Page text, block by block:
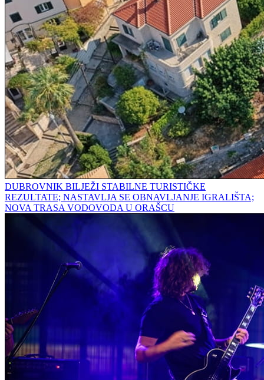
DUBROVNIK BILJEŽI STABILNE TURISTIČKE
REZULTATE; NASTAVLJA SE OBNAVLJANJE IGRALIŠTA;
NOVA TRASA VODOVODA U ORAŠCU